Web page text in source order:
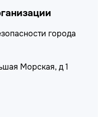
города
Морская, д 1